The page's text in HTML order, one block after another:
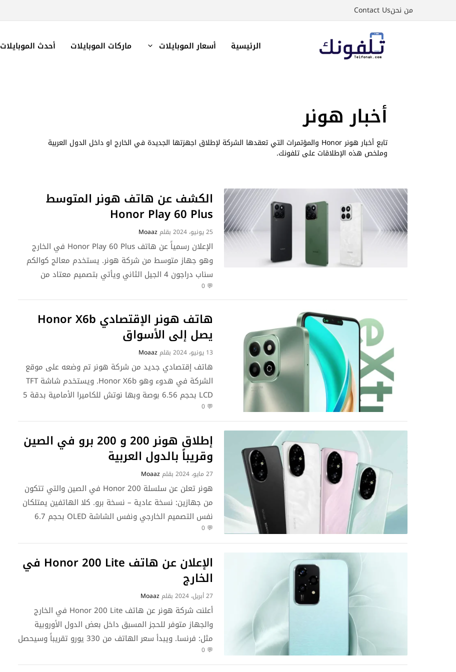
من نحنContact Us
الرئيسية أسعار الموبايلات ماركات الموبايلات أحدث الموبايلات
أخبار هونر
تابع أخبار هونر Honor والمؤتمرات التي تعقدها الشركة لإطلاق اجهزتها الجديدة في الخارج او داخل الدول العربية
وملخص هذه الإطلاقات على تلفونك.
الكشف عن هاتف هونر المتوسط
Honor Play 60 Plus
25 يونيو، 2024 بقلمMoaaz
الإعلان رسمياً عن هاتف Honor Play 60 Plus في الخارج
وهو جهاز متوسط من شركة هونر. يستخدم معالج كوالكم
سناب دراجون 4 الجيل الثاني ويأتي بتصميم معتاد من
الشركة ولكنه مميز في هذه الفئة. تم إطلاق الجهاز في
الأسواق الصينية وهو متوفر للشراء حالياً داخل الصين عن
طريق متاجر هونر الرسمية. لنتحدث عن المواصفات والمميزات.
…اقرأ المزيد
💬 0
هاتف هونر الإقتصادي Honor X6b
يصل إلى الأسواق
13 يونيو، 2024 بقلمMoaaz
هاتف إقتصادي جديد من شركة هونر تم وضعه على موقع
الشركة في هدوء وهو Honor X6b. ويستخدم شاشة TFT
LCD بحجم 6.56 بوصة وبها نوتش للكاميرا الأمامية بدقة 5
سلاسة. وبالنظر على ظهر الجهاز ستجد نصميم مميز في
هذه الفئة السعرية بأربعة الوان رائعة (الأخضر – …اقرأ
المزيد
💬 0
إطلاق هونر 200 و 200 برو في الصين
وقريباً بالدول العربية
27 مايو، 2024 بقلمMoaaz
هونر تعلن عن سلسلة Honor 200 في الصين والتي تتكون
من جهازين: نسخة عادية – نسخة برو. كلا الهاتفين يمتلكان
نفس التصميم الخارجي ونفس الشاشة OLED بحجم 6.7
ميجابكسل وبطارية بسعة 5200 ملي امبير. بالإضافة إلى
ذلك تدعم الاجهزة تقنية الشحن السريع بقدرة 100 واط. …
اقرأ المزيد
💬 0
الإعلان عن هاتف Honor 200 Lite في
الخارج
27 أبريل، 2024 بقلمMoaaz
أعلنت شركة هونر عن هاتف Honor 200 Lite في الخارج
والجهاز متوفر للحجز المسبق داخل بعض الدول الأوروبية
مثل: فرنسا. ويبدأ سعر الهاتف من 330 يورو تقريباً وسيحصل
Earbuds X5 كهدايا قيمتها 109 يورو عند الحجز المسبق
💬 0